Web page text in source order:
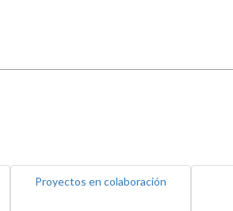
Proyectos en colaboración